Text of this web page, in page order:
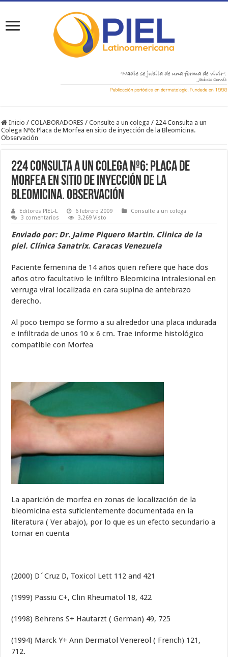
Inicio / COLABORADORES / Consulte a un colega / 224 Consulta a un
Colega Nº6: Placa de Morfea en sitio de inyección de la Bleomicina.
Observación
224 Consulta a un Colega Nº6: Placa de
Morfea en sitio de inyección de la
Bleomicina. Observación
Editores PIEL-L 6 febrero 2009
Consulte a un colega
3 comentarios
3,269 Visto
Enviado por: Dr. Jaime Piquero Martin. Clinica de la
piel. Clínica Sanatrix. Caracas Venezuela
Paciente femenina de 14 años quien refiere que hace dos
años otro facultativo le infiltro Bleomicina intralesional en
verruga viral localizada en cara supina de antebrazo
derecho.
Al poco tiempo se formo a su alrededor una placa indurada
e infiltrada de unos 10 x 6 cm. Trae informe histológico
compatible con Morfea
La aparición de morfea en zonas de localización de la
bleomicina esta suficientemente documentada en la
literatura ( Ver abajo), por lo que es un efecto secundario a
tomar en cuenta
(2000) D´Cruz D, Toxicol Lett 112 and 421
(1999) Passiu C+, Clin Rheumatol 18, 422
(1998) Behrens S+ Hautarzt ( German) 49, 725
(1994) Marck Y+ Ann Dermatol Venereol ( French) 121,
712.